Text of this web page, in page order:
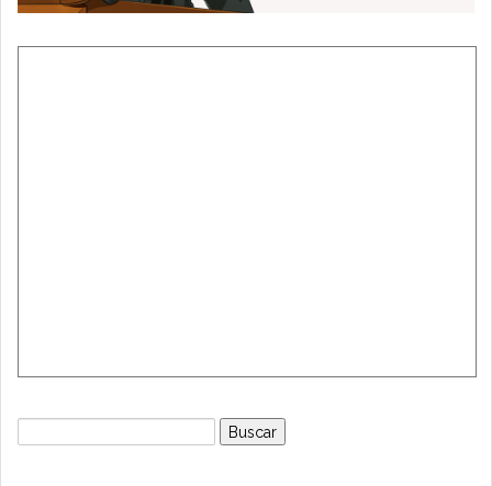
Buscar: